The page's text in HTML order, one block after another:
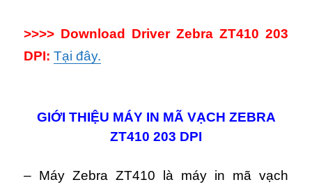
>>>> Download Driver Zebra ZT410 203
DPI:Tại đây.
GIỚI THIỆU MÁY IN MÃ VẠCH ZEBRA
ZT410 203 DPI
– Máy Zebra ZT410 là máy in mã vạch